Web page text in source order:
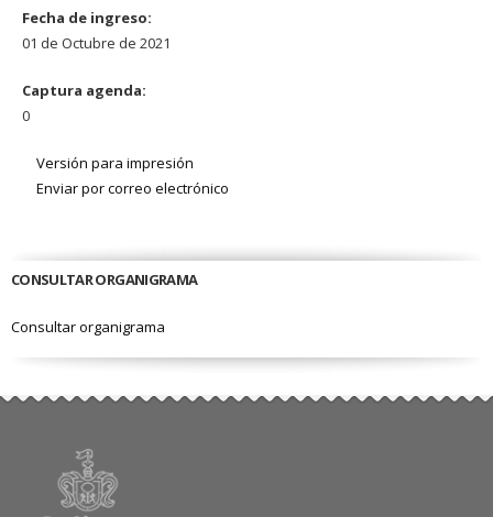
Fecha de ingreso:
01 de Octubre de 2021
Captura agenda:
0
Versión para impresión
Enviar por correo electrónico
CONSULTAR ORGANIGRAMA
Consultar organigrama